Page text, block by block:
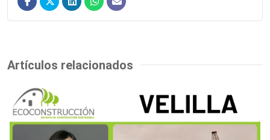
Artículos relacionados